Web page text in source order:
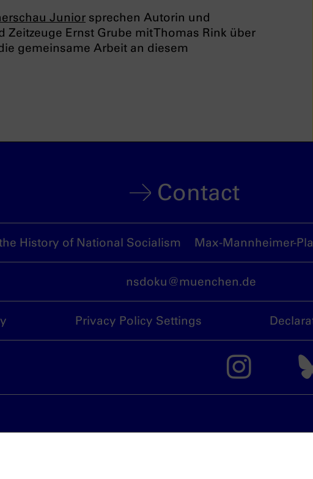
Junior sprechen Autorin und
Ernst Grube mit Thomas Rink über
gemeinsame Arbeit an diesem
Contact
History of National Socialism Max-Mannheimer-
nsdoku@muenchen.de
Privacy Policy Settings
The